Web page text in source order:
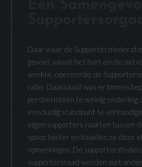
Daar waar de
gevoel, vanuit het hart en de ziel
werkte, opereerde de
ratio. Daarnaast was er binnen
persberichten te weinig onderling
eenduidig standpunt te
eigen supporters raakten tussen
spoor bijster en haalden ze door
opmerkingen. De
supportersraad werden met